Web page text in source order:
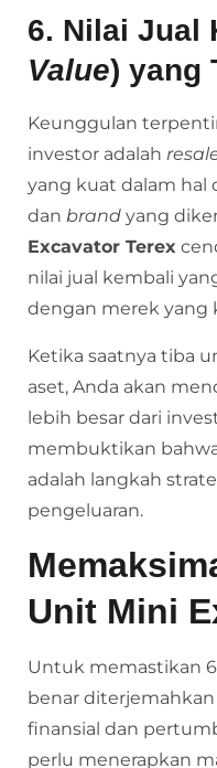
6. Nilai Jual
Value) yang
Keunggulan
investor adalah
yang kuat dalam hal
dan brand yang
Excavator Terex
nilai jual kembali
dengan merek yang
Ketika saatnya tiba
aset, Anda akan
lebih besar dari
membuktikan
adalah langkah
pengeluaran.
Unit Mini
Untuk memastikan
benar
finansial dan
perlu menerapkan